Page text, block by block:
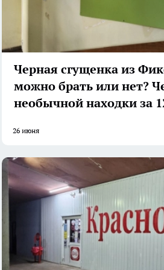
Черная сгущенка из
можно брать или нет?
необычной находки за
26 июня